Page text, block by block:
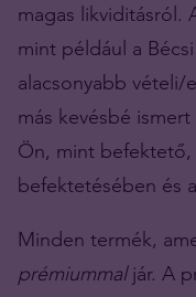
magas likviditásról.
mint például a
alacsonyabb vételi/
más kevésbé
Ön, mint
befektetésében és
Minden termék,
prémiummaljár. A